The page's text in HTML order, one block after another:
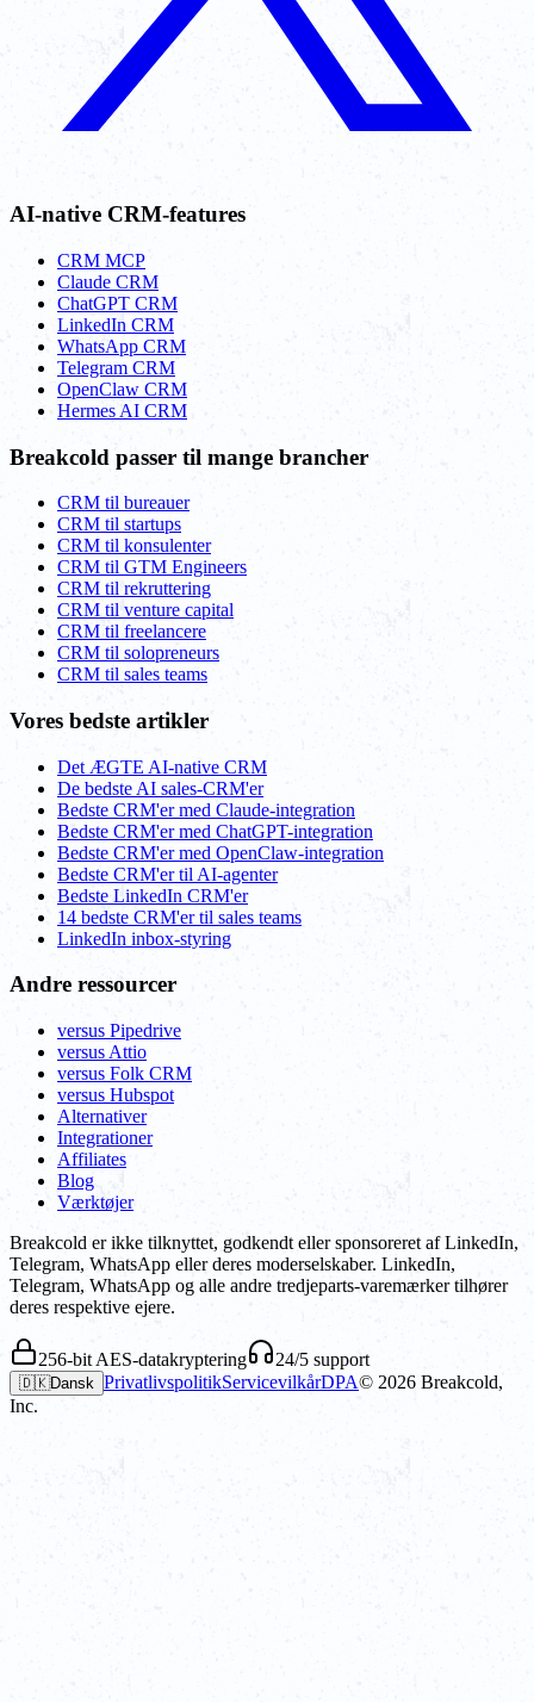
AI-native CRM-features
CRM MCP
Claude CRM
ChatGPT CRM
LinkedIn CRM
WhatsApp CRM
Telegram CRM
OpenClaw CRM
Hermes AI CRM
Breakcold passer til mange brancher
CRM til bureauer
CRM til startups
CRM til konsulenter
CRM til GTM Engineers
CRM til rekruttering
CRM til venture capital
CRM til freelancere
CRM til solopreneurs
CRM til sales teams
Vores bedste artikler
Det ÆGTE AI-native CRM
De bedste AI sales-CRM'er
Bedste CRM'er med Claude-integration
Bedste CRM'er med ChatGPT-integration
Bedste CRM'er med OpenClaw-integration
Bedste CRM'er til AI-agenter
Bedste LinkedIn CRM'er
14 bedste CRM'er til sales teams
LinkedIn inbox-styring
Andre ressourcer
versus Pipedrive
versus Attio
versus Folk CRM
versus Hubspot
Alternativer
Integrationer
Affiliates
Blog
Værktøjer
Breakcold er ikke tilknyttet, godkendt eller sponsoreret af LinkedIn,
Telegram, WhatsApp eller deres moderselskaber. LinkedIn,
Telegram, WhatsApp og alle andre tredjeparts-varemærker tilhører
deres respektive ejere.
256-bit AES-datakryptering 24/5 support
🇩🇰Dansk PrivatlivspolitikServicevilkårDPA© 2026 Breakcold,
Inc.